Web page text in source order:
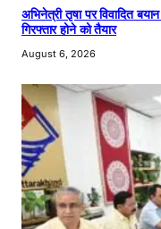
अभिनेत्री तृषा पर विवादित
गिरफ्तार होने को तैयार
August 6, 2026